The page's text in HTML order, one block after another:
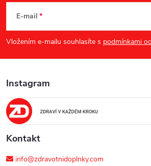
p
a
t
E-mail
Vložením e-mailu souhlasíte s podmínkami
Instagram
Kontakt
info@zdravotnidoplnky.com